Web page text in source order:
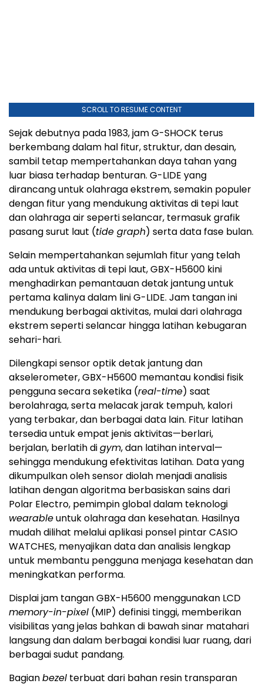
SCROLL TO RESUME CONTENT
Sejak debutnya pada 1983, jam G-SHOCK terus
berkembang dalam hal fitur, struktur, dan desain,
sambil tetap mempertahankan daya tahan yang
luar biasa terhadap benturan. G-LIDE yang
dirancang untuk olahraga ekstrem, semakin populer
dengan fitur yang mendukung aktivitas di tepi laut
dan olahraga air seperti selancar, termasuk grafik
pasang surut laut (tide graph) serta data fase bulan.
Selain mempertahankan sejumlah fitur yang telah
ada untuk aktivitas di tepi laut, GBX-H5600 kini
menghadirkan pemantauan detak jantung untuk
pertama kalinya dalam lini G-LIDE. Jam tangan ini
mendukung berbagai aktivitas, mulai dari olahraga
ekstrem seperti selancar hingga latihan kebugaran
sehari-hari.
Dilengkapi sensor optik detak jantung dan
akselerometer, GBX-H5600 memantau kondisi fisik
pengguna secara seketika (real-time) saat
berolahraga, serta melacak jarak tempuh, kalori
yang terbakar, dan berbagai data lain. Fitur latihan
tersedia untuk empat jenis aktivitas—berlari,
berjalan, berlatih digym, dan latihan interval—
sehingga mendukung efektivitas latihan. Data yang
dikumpulkan oleh sensor diolah menjadi analisis
latihan dengan algoritma berbasiskan sains dari
Polar Electro, pemimpin global dalam teknologi
wearableuntuk olahraga dan kesehatan. Hasilnya
mudah dilihat melalui aplikasi ponsel pintar CASIO
WATCHES, menyajikan data dan analisis lengkap
untuk membantu pengguna menjaga kesehatan dan
meningkatkan performa.
Displai jam tangan GBX-H5600 menggunakan LCD
memory-in-pixel (MIP) definisi tinggi, memberikan
visibilitas yang jelas bahkan di bawah sinar matahari
langsung dan dalam berbagai kondisi luar ruang, dari
berbagai sudut pandang.
Bagianbezel terbuat dari bahan resin transparan